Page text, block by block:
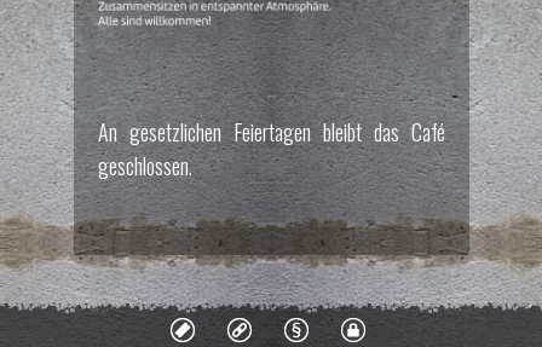
An gesetzlichen Feiertagen bleibt das Café
geschlossen.